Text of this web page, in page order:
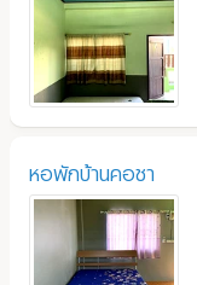
หอพักบ้านคอชา